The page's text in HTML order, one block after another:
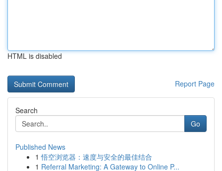
HTML is disabled
Report Page
Search
Go
Published News
1 悟空浏览器：速度与安全的最佳结合
1 Referral Marketing: A Gateway to Online P...